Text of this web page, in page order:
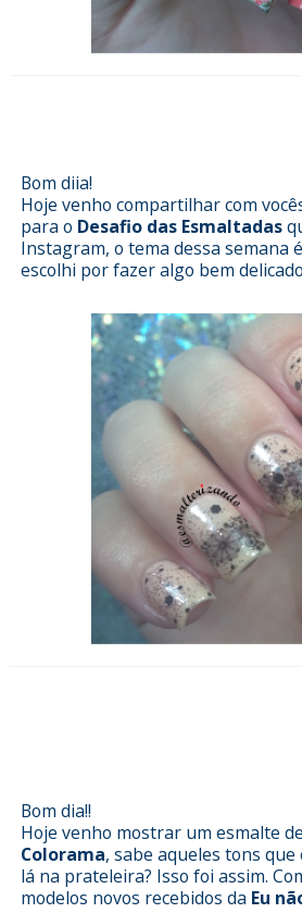
Bom diia!
Hoje venho compartilhar com
para o Desafio das Esmaltadas
Instagram, o tema dessa semana é
escolhi por fazer algo bem
Bom dia!!
Hoje venho mostrar um esmalte
Colorama, sabe aqueles tons
lá na prateleira? Isso foi assim.
modelos novos recebidos da Eu